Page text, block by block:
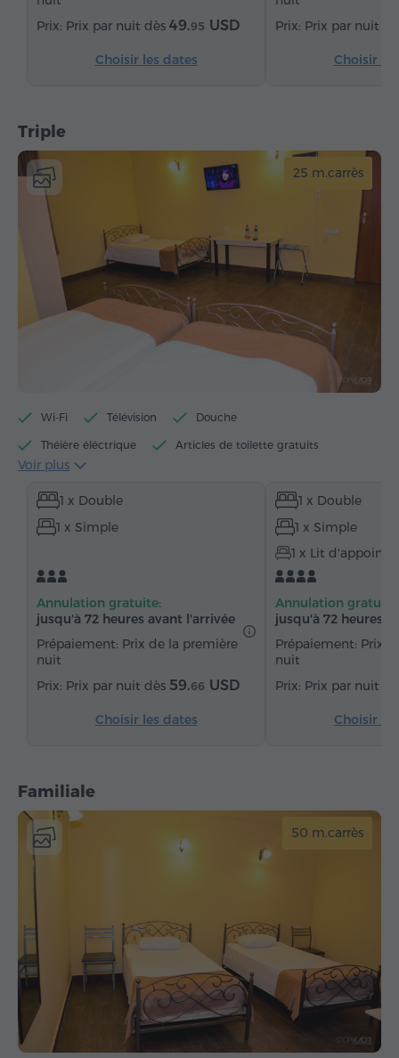
Prix par nuit dès 49.95 USD
Choisir les dates
Prix par nuit
Choisir
Triple
25 m.carrès
Wi-Fi Télévision Douche
Théière éléctrique Articles de toilette gratuits
Serviettes
Chauffage Table
Chaise Coffre-fort
Eau embouteillée
Voir plus
1 x Double
1 x Simple
Annulation gratuite:
jusqu'à 72 heures avant l'arrivée
Prépaiement: Prix de la première
nuit
Prix par nuit dès 59.66 USD
Choisir les dates
1 x Double
1 x Simple
1 x Lit d'appoint
Annulation gratuite:
jusqu'à 72 heures
Prépaiement: Prix
nuit
Prix par nuit
Choisir
Familiale
50 m.carrès